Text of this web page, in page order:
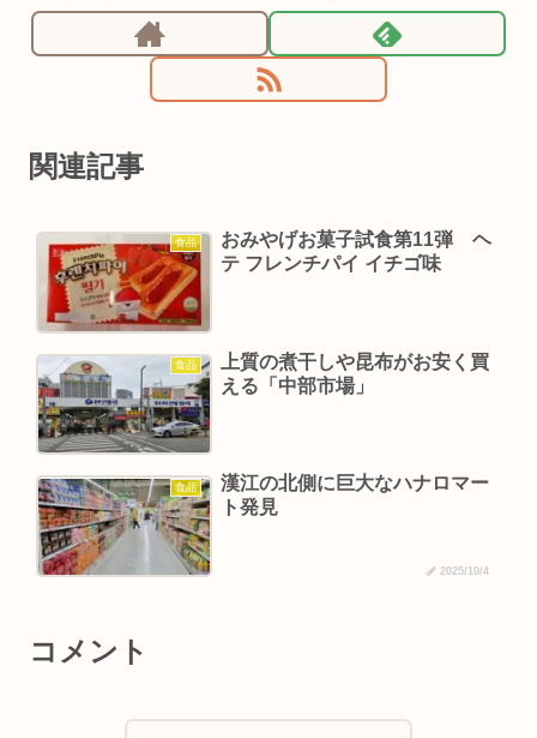
関連記事
食品
おみやげお菓子試食第11弾 ヘ
テ フレンチパイ イチゴ味
食品
上質の煮干しや昆布がお安く買
える「中部市場」
食品
漢江の北側に巨大なハナロマー
ト発見
2025/10/4
コメント